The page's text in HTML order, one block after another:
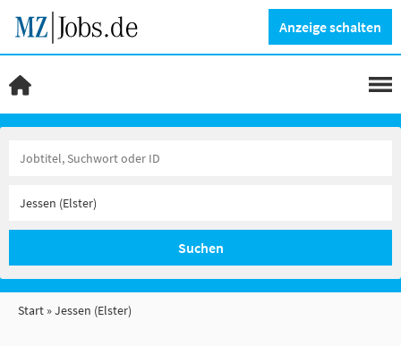
Anzeige schalten
Suchen
Start Jessen (Elster)